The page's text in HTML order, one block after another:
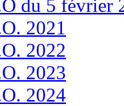
du 5 février
2021
2022
2023
2024